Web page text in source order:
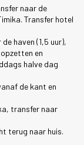
naar de
Transfer hotel
haven (1,5 uur),
en
halve dag
de kant en
transfer naar
terug naar huis.